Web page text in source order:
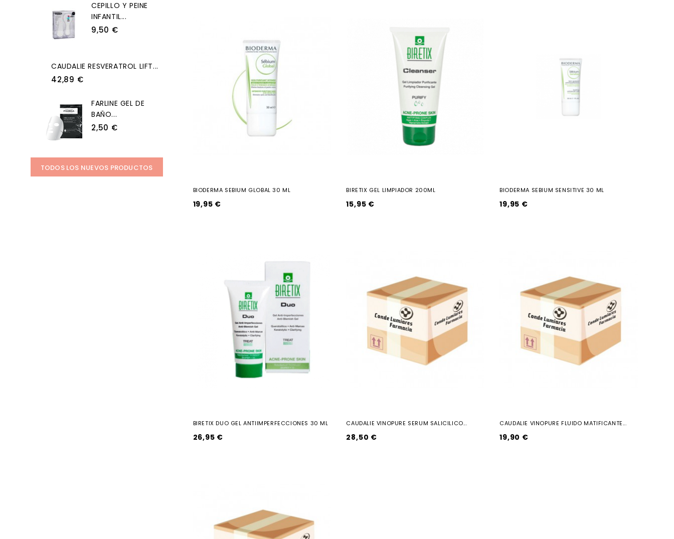
CEPILLO Y PEINE
INFANTIL...
9,50 €
CAUDALIE RESVERATROL LIFT...
42,89 €
FARLINE GEL DE
BAÑO...
2,50 €
TODOS LOS NUEVOS PRODUCTOS
BIODERMA SEBIUM GLOBAL 30 ML
19,95 €
BIRETIX GEL LIMPIADOR 200ML
15,95 €
BIODERMA SEBIUM SENSITIVE 30 ML
19,95 €
BIRETIX DUO GEL ANTIIMPERFECCIONES 30 ML
26,95 €
CAUDALIE VINOPURE SERUM SALICILICO...
28,50 €
CAUDALIE VINOPURE FLUIDO MATIFICANTE...
19,90 €